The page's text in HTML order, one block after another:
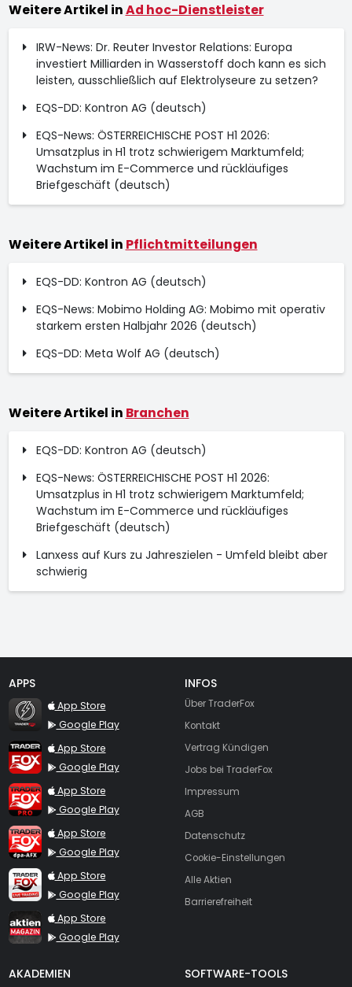
Weitere Artikel inAd hoc-Dienstleister
IRW-News: Dr. Reuter Investor Relations: Europa
investiert Milliarden in Wasserstoff doch kann es sich
leisten, ausschließlich auf Elektrolyseure zu setzen?
EQS-DD: Kontron AG (deutsch)
EQS-News: ÖSTERREICHISCHE POST H1 2026:
Umsatzplus in H1 trotz schwierigem Marktumfeld;
Wachstum im E-Commerce und rückläufiges
Briefgeschäft (deutsch)
Weitere Artikel in Pflichtmitteilungen
EQS-DD: Kontron AG (deutsch)
EQS-News: Mobimo Holding AG: Mobimo mit operativ
starkem ersten Halbjahr 2026 (deutsch)
EQS-DD: Meta Wolf AG (deutsch)
Weitere Artikel in Branchen
EQS-DD: Kontron AG (deutsch)
EQS-News: ÖSTERREICHISCHE POST H1 2026:
Umsatzplus in H1 trotz schwierigem Marktumfeld;
Wachstum im E-Commerce und rückläufiges
Briefgeschäft (deutsch)
Lanxess auf Kurs zu Jahreszielen - Umfeld bleibt aber
schwierig
APPS
TraderFox Flash
App Store
Google Play
TraderFox App
App Store
Google Play
TraderFox Pro
App Store
Google Play
TraderFox dpa-AFX ProFeed
App Store
Google Play
TraderFox Live Trading
App Store
Google Play
TraderFox aktien Magazin
App Store
Google Play
INFOS
Über TraderFox
Kontakt
Vertrag Kündigen
Jobs bei TraderFox
Impressum
AGB
Datenschutz
Cookie-Einstellungen
Alle Aktien
Barrierefreiheit
AKADEMIEN SOFTWARE-TOOLS